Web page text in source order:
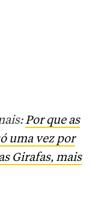
Por que as
uma vez por
Girafas, mais